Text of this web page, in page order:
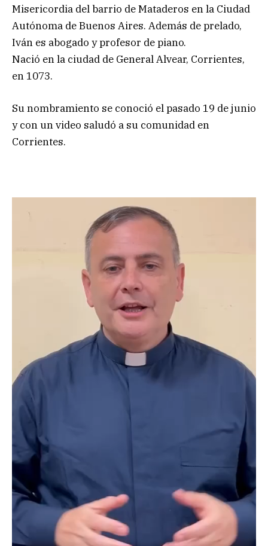
Misericordia del barrio de Mataderos en la Ciudad
Autónoma de Buenos Aires. Además de prelado,
Iván es abogado y profesor de piano.
Nació en la ciudad de General Alvear, Corrientes,
en 1073.
Su nombramiento se conoció el pasado 19 de junio
y con un video saludó a su comunidad en
Corrientes.